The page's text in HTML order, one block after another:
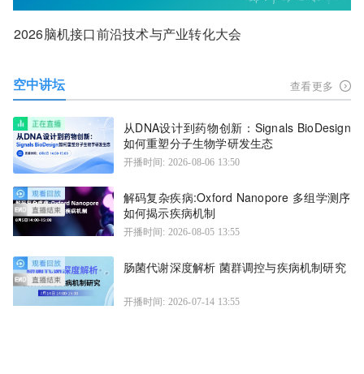
2026脑机接口前沿技术与产业转化大会
空中讲坛 查看更多
从DNA设计到药物创新：Signals BioDesign
如何重塑分子生物学研发生态
开播时间: 2026-08-06 13:50
解码复杂疾病:Oxford Nanopore 多组学测序
如何揭示疾病机制
开播时间: 2026-08-05 13:55
肠菌代谢深度解析 菌群调控与疾病机制研究
开播时间: 2026-07-14 13:55